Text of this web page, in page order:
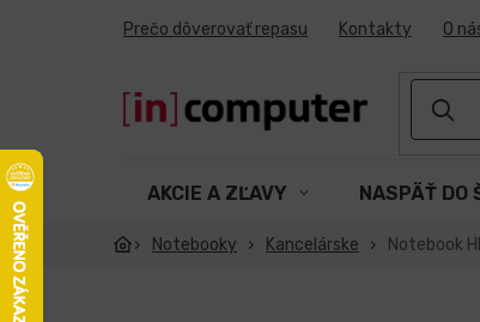
Prečo dôverovať repasu Kontakty O
AKCIE A ZĽAVY NASPÄŤ DO
Notebooky Kancelárske Notebook